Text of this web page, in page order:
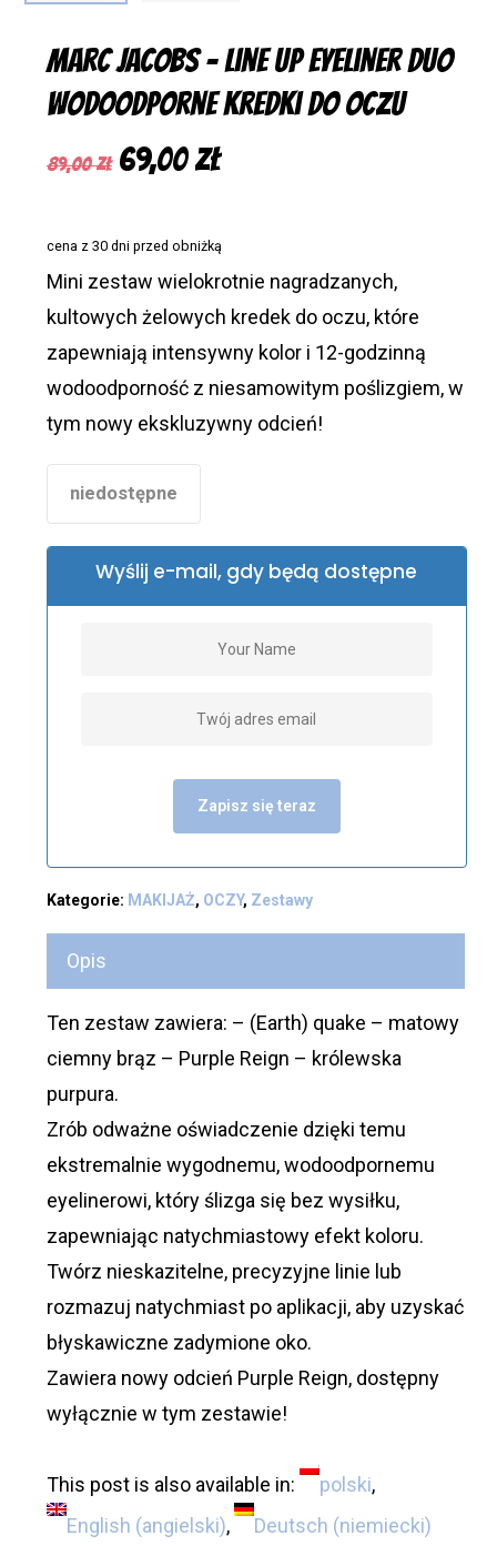
Marc Jacobs – Line Up Eyeliner Duo
Wodoodporne Kredki Do Oczu
89,00zł Pierwotna
89,00 zł.
69,00złAktualna
69,00 zł.
cena z 30 dni przed obniżką
Mini zestaw wielokrotnie nagradzanych,
kultowych żelowych kredek do oczu, które
zapewniają intensywny kolor i 12-godzinną
wodoodporność z niesamowitym poślizgiem, w
tym nowy ekskluzywny odcień!
niedostępne
Wyślij e-mail, gdy będą dostępne
Zapisz się teraz
Kategorie: MAKIJAŻ, OCZY, Zestawy
Opis
Ten zestaw zawiera: – (Earth) quake – matowy
ciemny brąz – Purple Reign – królewska
purpura.
Zrób odważne oświadczenie dzięki temu
ekstremalnie wygodnemu, wodoodpornemu
eyelinerowi, który ślizga się bez wysiłku,
zapewniając natychmiastowy efekt koloru.
Twórz nieskazitelne, precyzyjne linie lub
rozmazuj natychmiast po aplikacji, aby uzyskać
błyskawiczne zadymione oko.
Zawiera nowy odcień Purple Reign, dostępny
wyłącznie w tym zestawie!
This post is also available in:
polski
English (angielski) Deutsch (niemiecki)